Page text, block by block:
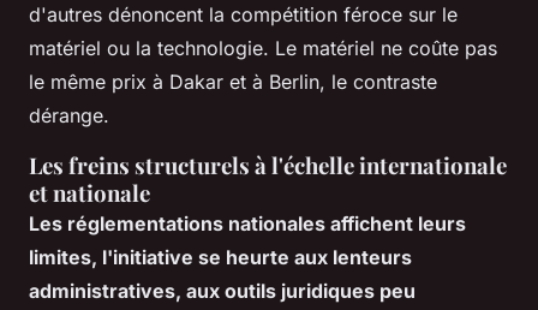
d'autres dénoncent la compétition féroce sur le
matériel ou la technologie. Le matériel ne coûte pas
le même prix à Dakar et à Berlin, le contraste
dérange.
Les freins structurels à l'échelle internationale
et nationale
Les réglementations nationales affichent leurs
limites, l'initiative se heurte aux lenteurs
administratives, aux outils juridiques peu